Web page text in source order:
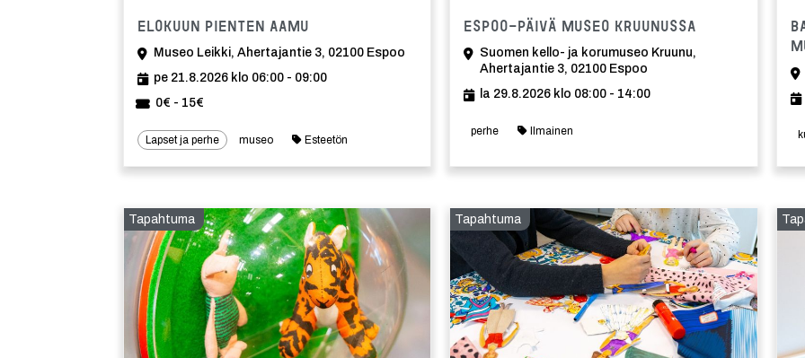
Elokuun Pienten aamu
Museo Leikki, Ahertajantie 3, 02100 Espoo
pe 21.8.2026 klo 06:00 - 09:00
0€ - 15€
Lapset ja perhe museo Esteetön
Espoo-päivä Museo Kruunussa
Suomen kello- ja korumuseo Kruunu,
Ahertajantie 3, 02100 Espoo
la 29.8.2026 klo 08:00 - 14:00
perhe Ilmainen
Tapahtuma Tapahtuma